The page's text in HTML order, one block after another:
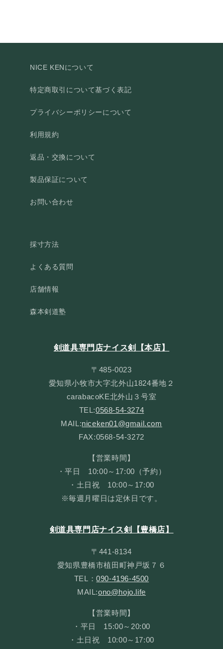
NICE KENについて
特定商取引について基づく表記
プライバシーポリシーについて
利用規約
返品・交換について
製品保証について
お問い合わせ
採寸方法
よくある質問
店舗情報
森本剣道塾
剣道具専門店ナイス剣【本店】
〒485-0023
愛知県小牧市大字北外山1824番地２
carabacoKE北外山３号室
TEL:0568-54-3274
MAIL:niceken01@gmail.com
FAX:0568-54-3272
【営業時間】
・平日 10:00～17:00（予約）
・土日祝 10:00～17:00
※毎週月曜日は定休日です。
剣道具専門店ナイス剣【豊橋店】
〒441-8134
愛知県豊橋市植田町神戸坂７６
TEL：090-4196-4500
MAIL:ono@hojo.life
【営業時間】
・平日 15:00～20:00
・土日祝 10:00～17:00